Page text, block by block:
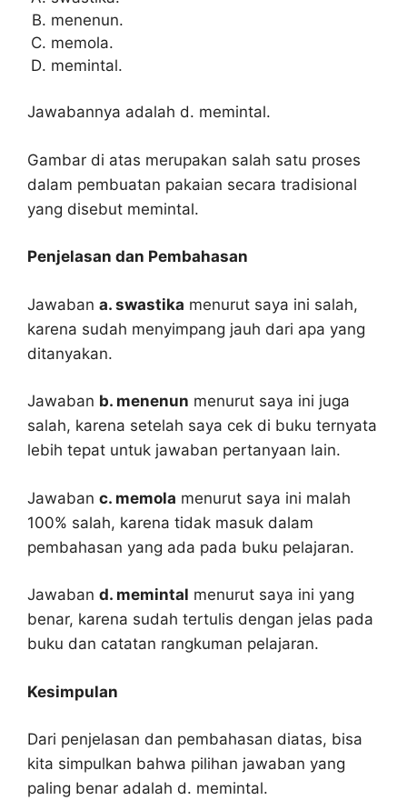
menenun.
memola.
memintal.
Jawabannya adalah d. memintal.
Gambar di atas merupakan salah satu proses
dalam pembuatan pakaian secara tradisional
yang disebut memintal.
Penjelasan dan Pembahasan
Jawaban a. swastika menurut saya ini salah,
karena sudah menyimpang jauh dari apa yang
ditanyakan.
Jawaban b. menenun menurut saya ini juga
salah, karena setelah saya cek di buku ternyata
lebih tepat untuk jawaban pertanyaan lain.
Jawaban c. memola menurut saya ini malah
100% salah, karena tidak masuk dalam
pembahasan yang ada pada buku pelajaran.
Jawaban d. memintal menurut saya ini yang
benar, karena sudah tertulis dengan jelas pada
buku dan catatan rangkuman pelajaran.
Kesimpulan
Dari penjelasan dan pembahasan diatas, bisa
kita simpulkan bahwa pilihan jawaban yang
paling benar adalah d. memintal.